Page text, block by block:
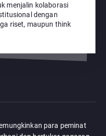
menjalin kolaborasi
dengan
riset, maupun think
para peminat